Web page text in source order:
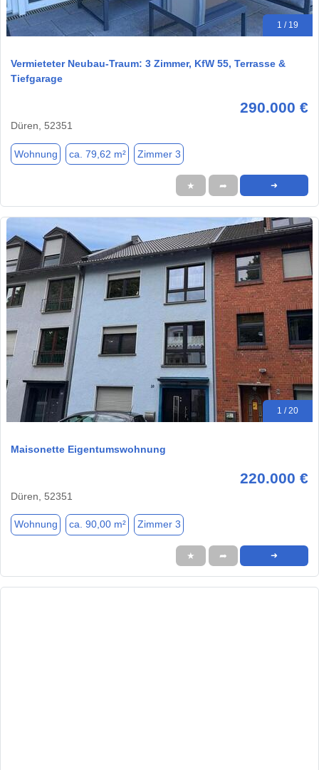
1 / 19
Vermieteter Neubau-Traum: 3 Zimmer, KfW 55, Terrasse &
Tiefgarage
290.000 €
Düren, 52351
Wohnung ca. 79,62 m² Zimmer 3
★ ➦ ➜
1 / 20
Maisonette Eigentumswohnung
220.000 €
Düren, 52351
Wohnung ca. 90,00 m² Zimmer 3
★ ➦ ➜